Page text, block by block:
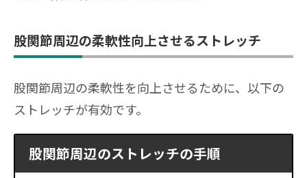
股関節周辺の柔軟性向上させるストレッチ
股関節周辺の柔軟性を向上させるために、以下の
ストレッチが有効です。
股関節周辺のストレッチの手順